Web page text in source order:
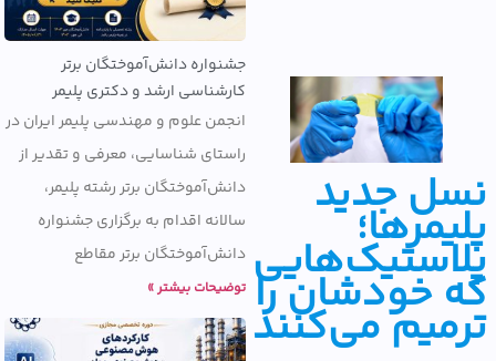
جدید
خودشان را
می‌کنند
جشنواره دانش‌آموختگان برتر
کارشناسی ارشد و دکتری پلیمر
انجمن علوم و مهندسی پلیمر ایران در
راستای شناسایی، معرفی و تقدیر از
دانش‌آموختگان برتر رشته پلیمر،
سالانه اقدام به برگزاری جشنواره
دانش‌آموختگان برتر مقاطع
توضیحات بیشتر »